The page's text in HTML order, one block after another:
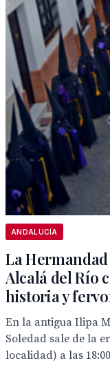
ANDALUCÍA
La
Alcalá del Río
historia y
En la antigua Ilipa
Soledad sale de la
localidad) a las